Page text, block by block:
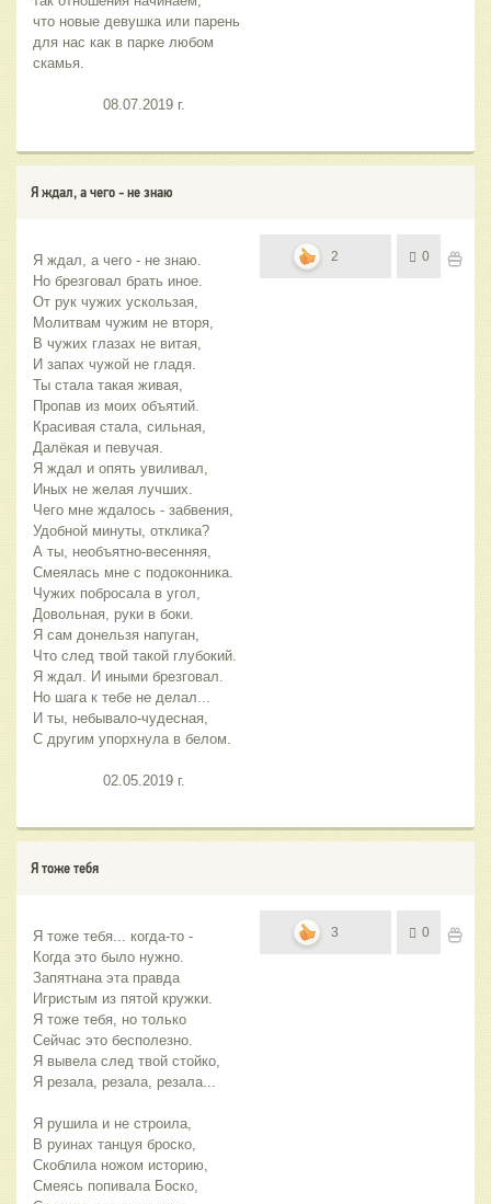
что новые девушка или парень
для нас как в парке любом
скамья.
                08.07.2019 г.
Я ждал, а чего - не знаю
Я ждал, а чего - не знаю.
Но брезговал брать иное.
От рук чужих ускользая,
Молитвам чужим не вторя,
В чужих глазах не витая,
И запах чужой не гладя.
Ты стала такая живая,
Пропав из моих объятий.
Красивая стала, сильная,
Далёкая и певучая.
Я ждал и опять увиливал,
Иных не желая лучших.
Чего мне ждалось - забвения,
Удобной минуты, отклика?
А ты, необъятно-весенняя,
Смеялась мне с подоконника.
Чужих побросала в угол,
Довольная, руки в боки.
Я сам донельзя напуган,
Что след твой такой глубокий.
Я ждал. И иными брезговал.
Но шага к тебе не делал...
И ты, небывало-чудесная,
С другим упорхнула в белом.
                02.05.2019 г.
2 0
Я тоже тебя
Я тоже тебя... когда-то -
Когда это было нужно.
Запятнана эта правда
Игристым из пятой кружки.
Я тоже тебя, но только
Сейчас это бесполезно.
Я вывела след твой стойко,
Я резала, резала, резала...
Я рушила и не строила,
В руинах танцуя броско,
Скоблила ножом историю,
Смеясь попивала Боско,
3 0